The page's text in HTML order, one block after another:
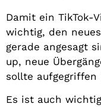
Damit ein TikTok-
wichtig, den
gerade angesagt
up, neue
sollte aufgegriffen
Es ist auch